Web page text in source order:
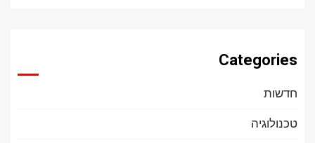
Categories
חדשות
טכנולוגיה